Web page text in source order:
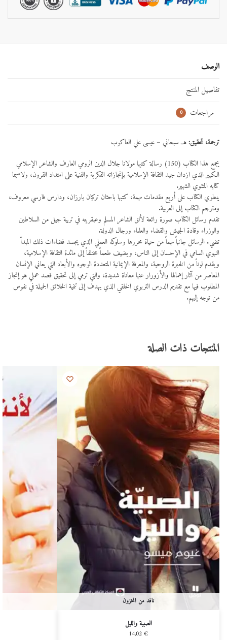
الوصف
تفاصيل المنتج
مراجعات
0
ترجمة، تحقيق:هــ سبحاني – عيسى علي العاكوب
يجمع هذا الكتاب (150) رسالة كتبها مولانا جلال الدين الرومي العارف والشاعر الإسلامي
الكبير الذي ازدان جيد الثقافة الإسلامية بإنجازاته الفكرية والفنية على امتداد القرون، ولاسيما
كتابه المثنوي الشهير.
ينطوي الكتاب على أربع مقدمات مهمة، كتبها باحثان تركيان بارزان، ودارس فارسي معروف،
ومترجم الكتاب إلى العربية.
تقدم رسائل الكتاب صورة رائعة لألق الشاعر المسلم وعبقريته في تربية جيل من السلاطين
والوزراء وقادة الجيش والقضاء والعلماء ورجال الدولة.
تضيء الرسائل جانباً مهماً من حياة محررها وسلوكه العملي الذي يجسد فضاءات ذلك المبدأ
النبوي السامي في الإحسان إلى الناس، ويضيف طعماً مختلفاً إلى مائدة الثقافة الإسلامية،
ويقدم لوناً من الخبرة الروحية، والمعرفة الإيمانية المتعددة الوجوه والأبعاد التي يعاني الإنسان
المعاصر من آثار إهمالها والأزورار عنها معاناة شديدة، والتي ترمي إلى تحقيق قصد عملي هو إنجاز
المطلوب فيها مع تقديم الدرس التربوي الخلقي الذي يهدف إلى تنمية الخلائق الجميلة في نفوس
من توجه إليهم.
المنتجات ذات الصلة
نافد من المخزون
الصبية والليل
14,02€